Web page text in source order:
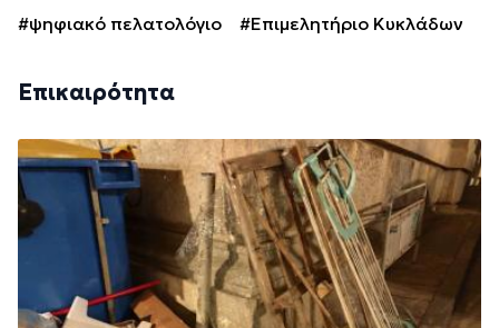
#ψηφιακό πελατολόγιο
#Επιμελητήριο Κυκλάδων
Επικαιρότητα